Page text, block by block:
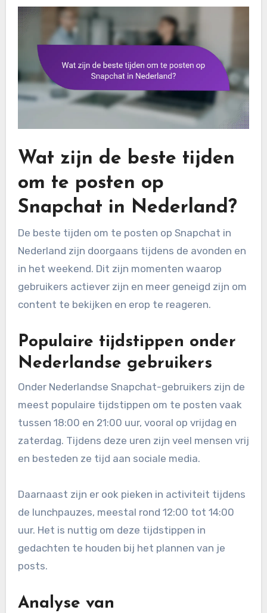
Wat zijn de beste tijden
om te posten op
Snapchat in Nederland?
De beste tijden om te posten op Snapchat in
Nederland zijn doorgaans tijdens de avonden en
in het weekend. Dit zijn momenten waarop
gebruikers actiever zijn en meer geneigd zijn om
content te bekijken en erop te reageren.
Populaire tijdstippen onder
Nederlandse gebruikers
Onder Nederlandse Snapchat-gebruikers zijn de
meest populaire tijdstippen om te posten vaak
tussen 18:00 en 21:00 uur, vooral op vrijdag en
zaterdag. Tijdens deze uren zijn veel mensen vrij
en besteden ze tijd aan sociale media.
Daarnaast zijn er ook pieken in activiteit tijdens
de lunchpauzes, meestal rond 12:00 tot 14:00
uur. Het is nuttig om deze tijdstippen in
gedachten te houden bij het plannen van je
posts.
Analyse van